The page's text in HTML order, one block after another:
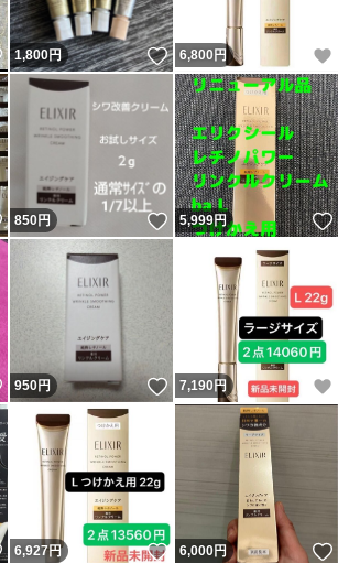
いいね！
1,800円 いいね！
6,800 円
いいね！
850円 いいね！
5,999円
いいね！
950円 いいね！
7,190 円
いいね！
6,927円 いいね！
6,000円